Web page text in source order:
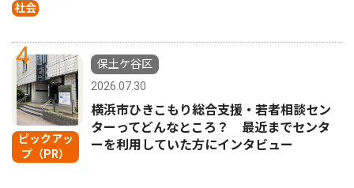
社会
4
ピックアッ
プ（PR）
保土ケ谷区
2026.07.30
横浜市ひきこもり総合支援・若者相談セン
ターってどんなところ？ 最近までセンタ
ーを利用していた方にインタビュー